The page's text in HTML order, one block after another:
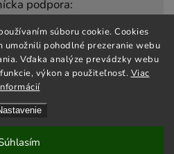
súboru cookie. Cookies
umožnili pohodlné prezeranie webu
Vďaka analýze prevádzky webu
výkon a použiteľnosť. Viac
podpora:
603 248 457
| Design